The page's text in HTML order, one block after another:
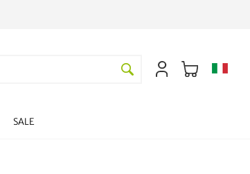
SALE